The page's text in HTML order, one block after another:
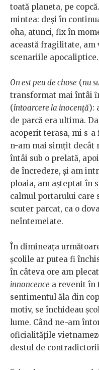
toată planeta, pe
mintea: deși în
oha, atunci, fix în
această fragilitate, am
scenariile apocaliptice.
On est peu de chose (nu
transformat mai întâi
(întoarcere la inocență):
de parcă era ultima.
acoperit terasa, mi s-a
n-am mai simțit decât
întâi sub o prelată,
de încredere, şi am
ploaia, am așteptat în
calmul portarului care
scuter parcat, ca o
neîntemeiate.
În dimineața
şcolile ar putea fi
în câteva ore am
innoncence a revenit în
sentimentul ăla din
motiv, se închideau
lume. Când ne-am
oficialitățile
destul de